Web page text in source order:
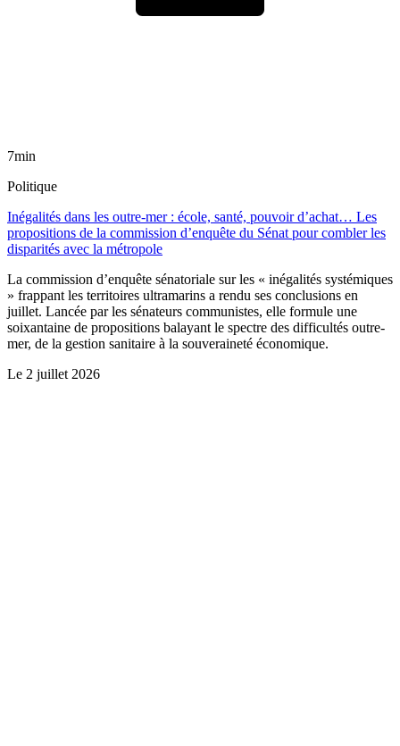
7min
Politique
Inégalités dans les outre-mer : école, santé, pouvoir d’achat… Les
propositions de la commission d’enquête du Sénat pour combler les
disparités avec la métropole
La commission d’enquête sénatoriale sur les « inégalités systémiques
» frappant les territoires ultramarins a rendu ses conclusions en
juillet. Lancée par les sénateurs communistes, elle formule une
soixantaine de propositions balayant le spectre des difficultés outre-
mer, de la gestion sanitaire à la souveraineté économique.
Le 2 juillet 2026